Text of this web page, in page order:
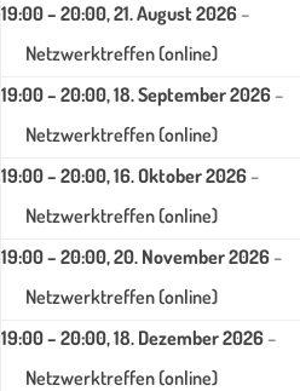
19:00– 20:00,21. August 2026 –
Netzwerktreffen (online)
19:00– 20:00,18. September 2026 –
Netzwerktreffen (online)
19:00– 20:00,16. Oktober 2026 –
Netzwerktreffen (online)
19:00– 20:00,20. November 2026 –
Netzwerktreffen (online)
19:00– 20:00,18. Dezember 2026 –
Netzwerktreffen (online)